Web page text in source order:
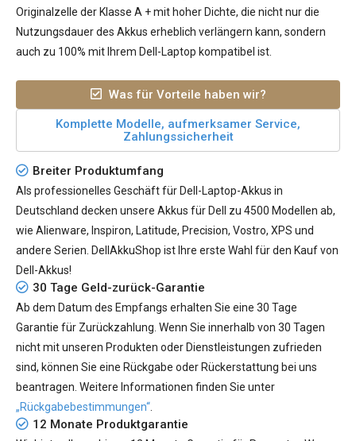
Originalzelle der Klasse A + mit hoher Dichte, die nicht nur die
Nutzungsdauer des Akkus erheblich verlängern kann, sondern
auch zu 100% mit Ihrem Dell-Laptop kompatibel ist.
Was für Vorteile haben wir?
Komplette Modelle, aufmerksamer Service,
Zahlungssicherheit
Breiter Produktumfang
Als professionelles Geschäft für Dell-Laptop-Akkus in
Deutschland decken unsere Akkus für Dell zu 4500 Modellen ab,
wie Alienware, Inspiron, Latitude, Precision, Vostro, XPS und
andere Serien. DellAkkuShop ist Ihre erste Wahl für den Kauf von
Dell-Akkus!
30 Tage Geld-zurück-Garantie
Ab dem Datum des Empfangs erhalten Sie eine 30 Tage
Garantie für Zurückzahlung. Wenn Sie innerhalb von 30 Tagen
nicht mit unseren Produkten oder Dienstleistungen zufrieden
sind, können Sie eine Rückgabe oder Rückerstattung bei uns
beantragen. Weitere Informationen finden Sie unter
„Rückgabebestimmungen“
12 Monate Produktgarantie